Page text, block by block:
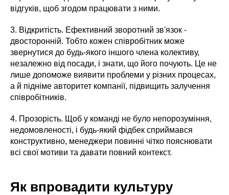
відгуків, щоб згодом працювати з ними.
3. Відкритість. Ефективний зворотний зв'язок -
двосторонній. Тобто кожен співробітник може
звернутися до будь-якого іншого члена колективу,
незалежно від посади, і знати, що його почують. Це не
лише допоможе виявити проблеми у різних процесах,
а й підніме авторитет компанії, підвищить залучення
співробітників.
4. Прозорість. Щоб у команді не було непорозуміння,
недомовленості, і будь-який фідбек сприймався
конструктивно, менеджери повинні чітко пояснювати
всі свої мотиви та давати повний контекст.
Як впровадити культуру